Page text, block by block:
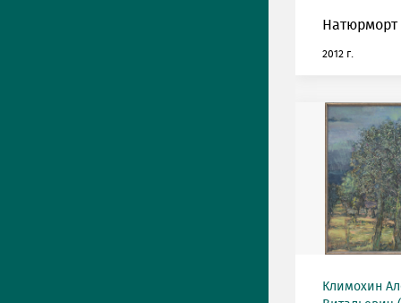
Натюрморт
2012 г.
Климохин